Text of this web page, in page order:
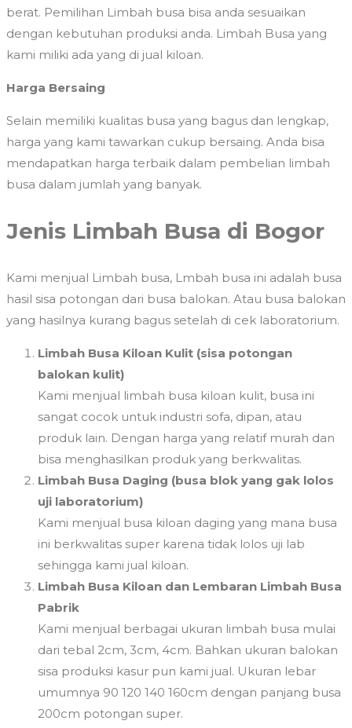
berat. Pemilihan Limbah busa bisa anda sesuaikan
dengan kebutuhan produksi anda. Limbah Busa yang
kami miliki ada yang di jual kiloan.
Harga Bersaing
Selain memiliki kualitas busa yang bagus dan lengkap,
harga yang kami tawarkan cukup bersaing. Anda bisa
mendapatkan harga terbaik dalam pembelian limbah
busa dalam jumlah yang banyak.
Jenis Limbah Busa di Bogor
Kami menjual Limbah busa, Lmbah busa ini adalah busa
hasil sisa potongan dari busa balokan. Atau busa balokan
yang hasilnya kurang bagus setelah di cek laboratorium.
Limbah Busa Kiloan Kulit (sisa potongan
balokan kulit)
Kami menjual limbah busa kiloan kulit, busa ini
sangat cocok untuk industri sofa, dipan, atau
produk lain. Dengan harga yang relatif murah dan
bisa menghasilkan produk yang berkwalitas.
Limbah Busa Daging (busa blok yang gak lolos
uji laboratorium)
Kami menjual busa kiloan daging yang mana busa
ini berkwalitas super karena tidak lolos uji lab
sehingga kami jual kiloan.
Limbah Busa Kiloan dan Lembaran Limbah Busa
Pabrik
Kami menjual berbagai ukuran limbah busa mulai
dari tebal 2cm, 3cm, 4cm. Bahkan ukuran balokan
sisa produksi kasur pun kami jual. Ukuran lebar
umumnya 90 120 140 160cm dengan panjang busa
200cm potongan super.